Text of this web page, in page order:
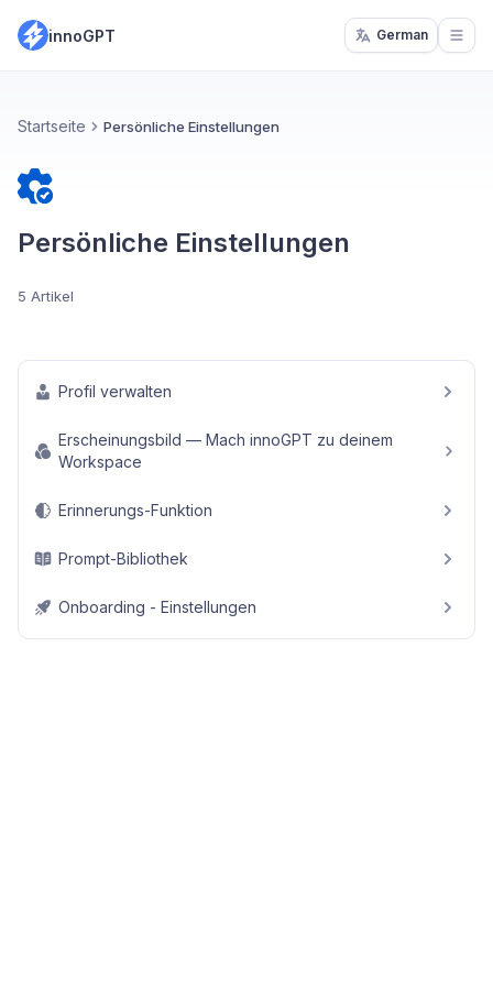
innoGPT German
Startseite Persönliche Einstellungen
Persönliche Einstellungen
5 Artikel
Profil verwalten
Erscheinungsbild — Mach innoGPT zu deinem
Workspace
Erinnerungs-Funktion
Prompt-Bibliothek
Onboarding - Einstellungen